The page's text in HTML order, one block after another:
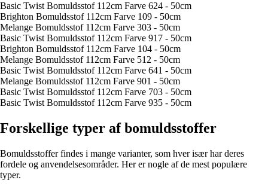
Basic Twist Bomuldsstof 112cm Farve 624 - 50cm
Brighton Bomuldsstof 112cm Farve 109 - 50cm
Melange Bomuldsstof 112cm Farve 303 - 50cm
Basic Twist Bomuldsstof 112cm Farve 917 - 50cm
Brighton Bomuldsstof 112cm Farve 104 - 50cm
Melange Bomuldsstof 112cm Farve 512 - 50cm
Basic Twist Bomuldsstof 112cm Farve 641 - 50cm
Melange Bomuldsstof 112cm Farve 901 - 50cm
Basic Twist Bomuldsstof 112cm Farve 703 - 50cm
Basic Twist Bomuldsstof 112cm Farve 935 - 50cm
Forskellige typer af bomuldsstoffer
Bomuldsstoffer findes i mange varianter, som hver især har deres
fordele og anvendelsesområder. Her er nogle af de mest populære
typer.